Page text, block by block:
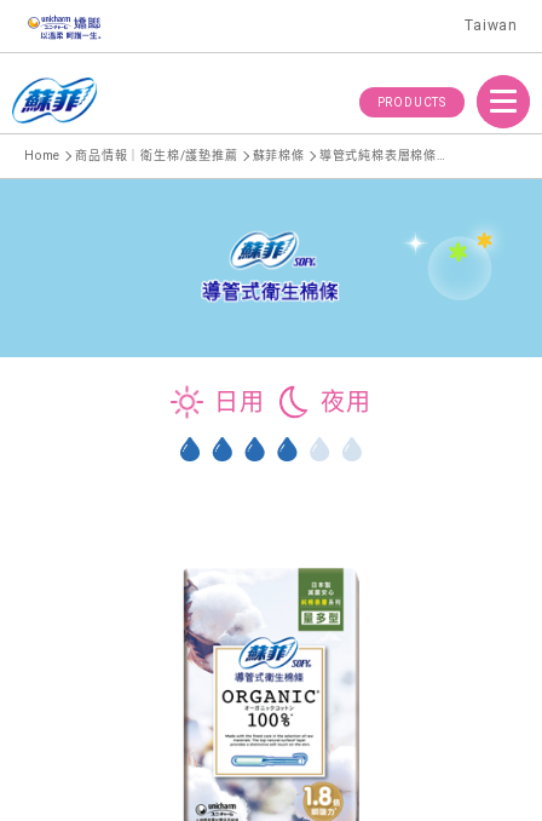
Taiwan
PRODUCTS
Menu
Home 商品情報｜衛生棉/護墊推薦 蘇菲棉條
日用 夜用